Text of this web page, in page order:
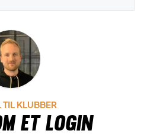
TIL KLUBBER
et login